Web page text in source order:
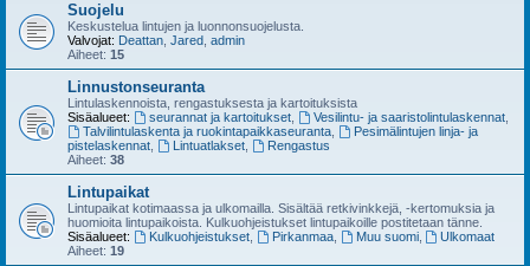
Suojelu
Keskustelua lintujen ja luonnonsuojelusta.
Valvojat: Deattan Jared admin
Aiheet: 15
Linnustonseuranta
Lintulaskennoista, rengastuksesta ja kartoituksista
Sisäalueet:
seurannat ja kartoitukset, Vesilintu- ja saaristolintulaskennat,
Talvilintulaskenta ja ruokintapaikkaseuranta,
Pesimälintujen linja- ja
pistelaskennat
Lintuatlakset,
Rengastus
Aiheet: 38
Lintupaikat
Lintupaikat kotimaassa ja ulkomailla. Sisältää retkivinkkejä, -kertomuksia ja
huomioita lintupaikoista. Kulkuohjeistukset lintupaikoille postitetaan tänne.
Sisäalueet:
Kulkuohjeistukset, Pirkanmaa, Muu suomi,
Ulkomaat
Aiheet: 19